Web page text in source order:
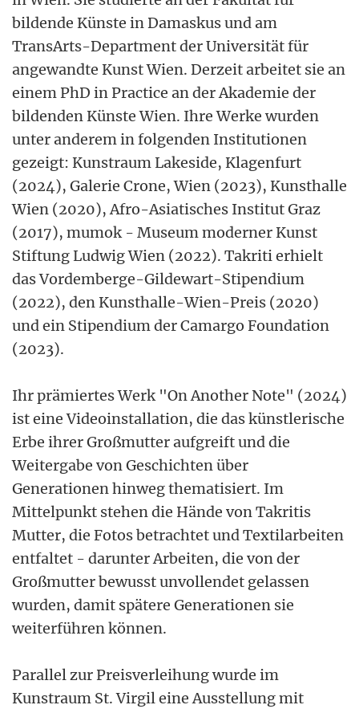
bildende Künste in Damaskus und am
TransArts-Department der Universität für
angewandte Kunst Wien. Derzeit arbeitet sie an
einem PhD in Practice an der Akademie der
bildenden Künste Wien. Ihre Werke wurden
unter anderem in folgenden Institutionen
gezeigt: Kunstraum Lakeside, Klagenfurt
(2024), Galerie Crone, Wien (2023), Kunsthalle
Wien (2020), Afro-Asiatisches Institut Graz
(2017), mumok - Museum moderner Kunst
Stiftung Ludwig Wien (2022). Takriti erhielt
das Vordemberge-Gildewart-Stipendium
(2022), den Kunsthalle-Wien-Preis (2020)
und ein Stipendium der Camargo Foundation
(2023).
Ihr prämiertes Werk "On Another Note" (2024)
ist eine Videoinstallation, die das künstlerische
Erbe ihrer Großmutter aufgreift und die
Weitergabe von Geschichten über
Generationen hinweg thematisiert. Im
Mittelpunkt stehen die Hände von Takritis
Mutter, die Fotos betrachtet und Textilarbeiten
entfaltet - darunter Arbeiten, die von der
Großmutter bewusst unvollendet gelassen
wurden, damit spätere Generationen sie
weiterführen können.
Parallel zur Preisverleihung wurde im
Kunstraum St. Virgil eine Ausstellung mit